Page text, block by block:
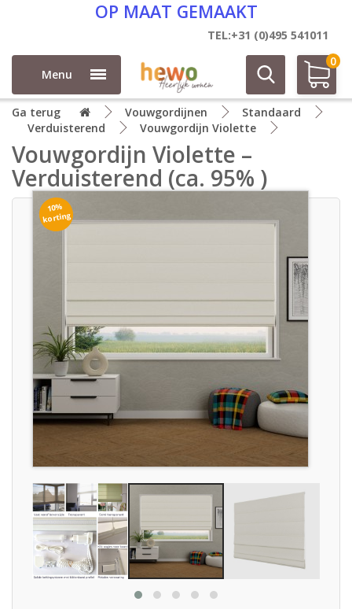
OP MAAT GEMAAKT
TEL:+31 (0)495 541011
Menu
0
Ga terug Vouwgordijnen
Standaard
Verduisterend
Vouwgordijn Violette
Vouwgordijn Violette –
Verduisterend (ca. 95% )
10%
korting